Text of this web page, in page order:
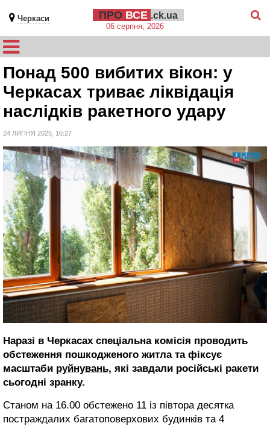
Черкаси ПРО ВСЕ .ck.ua
06 серпня, 2026
Понад 500 вибитих вікон: у
Черкасах триває ліквідація
наслідків ракетного удару
24 ЛИПНЯ 2025, 16:27
Наразі в Черкасах спеціальна комісія проводить
обстеження пошкодженого житла та фіксує
масштаби руйнувань, які завдали російські ракети
сьогодні зранку.
Станом на 16.00 обстежено 11 із півтора десятка
постраждалих багатоповерхових будинків та 4